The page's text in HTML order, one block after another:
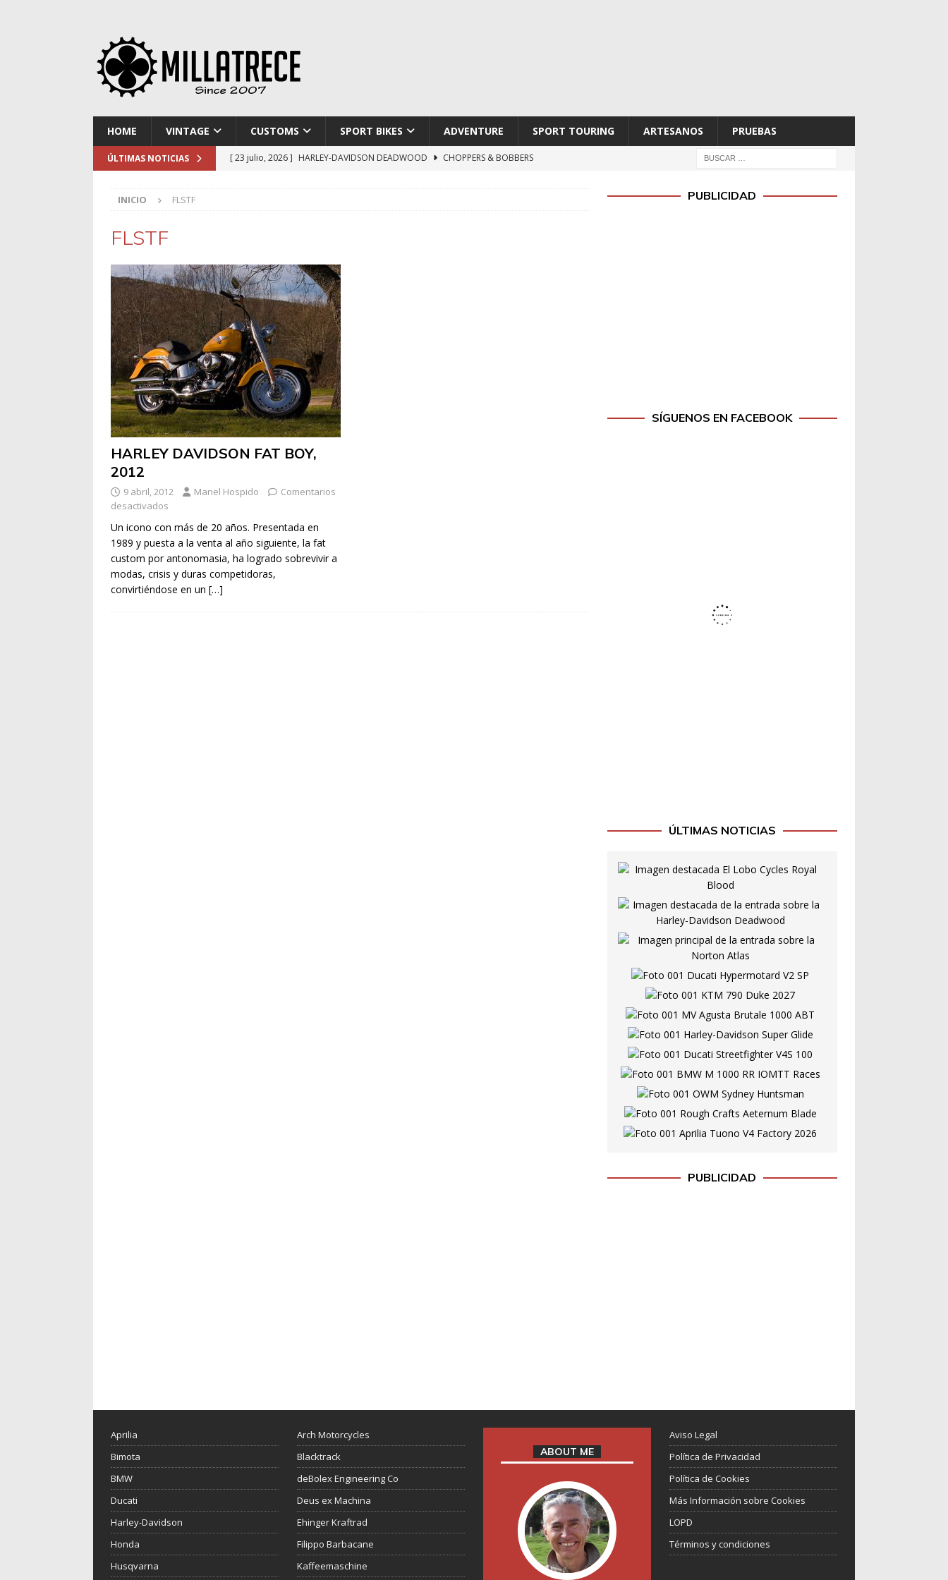
HOME VINTAGE CUSTOMS SPORT BIKES ADVENTURE SPORT TOURING ARTESANOS PRUEBAS
ÚLTIMAS NOTICIAS [ 23 julio, 2026 ] HARLEY-DAVIDSON DEADWOOD
CHOPPERS & BOBBERS
INICIO FLSTF
FLSTF
HARLEY DAVIDSON FAT BOY,
2012
9 abril, 2012 Manel Hospido
Comentarios
desactivados
Un icono con más de 20 años. Presentada en
1989 y puesta a la venta al año siguiente, la fat
custom por antonomasia, ha logrado sobrevivir a
modas, crisis y duras competidoras,
convirtiéndose en un […]
PUBLICIDAD
SÍGUENOS EN FACEBOOK
ÚLTIMAS NOTICIAS
PUBLICIDAD
Aprilia
Bimota
BMW
Ducati
Harley-Davidson
Honda
Husqvarna
Arch Motorcycles
Blacktrack
deBolex Engineering Co
Deus ex Machina
Ehinger Kraftrad
Filippo Barbacane
Kaffeemaschine
ABOUT ME
Aviso Legal
Política de Privacidad
Política de Cookies
Más Información sobre Cookies
LOPD
Términos y condiciones